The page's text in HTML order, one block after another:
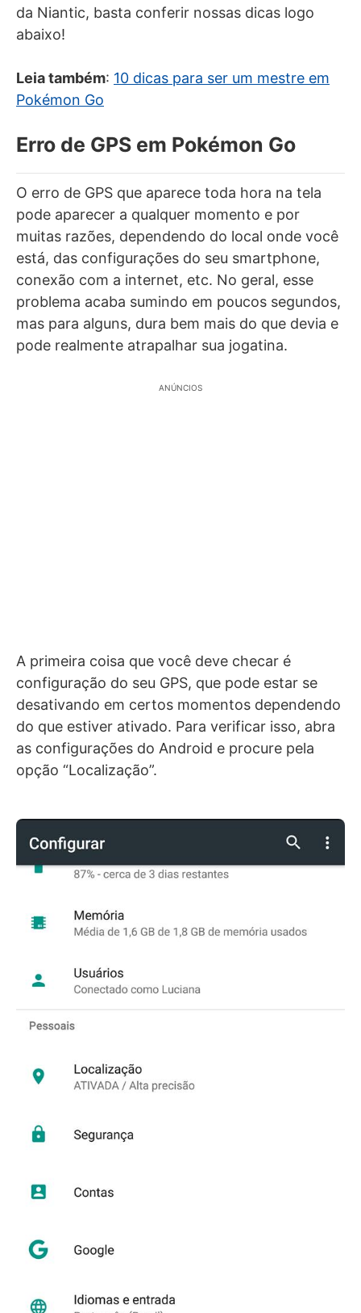
da Niantic, basta conferir nossas dicas logo
abaixo!
Leia também: 10 dicas para ser um mestre em
Pokémon Go
Erro de GPS em Pokémon Go
O erro de GPS que aparece toda hora na tela
pode aparecer a qualquer momento e por
muitas razões, dependendo do local onde você
está, das configurações do seu smartphone,
conexão com a internet, etc. No geral, esse
problema acaba sumindo em poucos segundos,
mas para alguns, dura bem mais do que devia e
pode realmente atrapalhar sua jogatina.
ANÚNCIOS
A primeira coisa que você deve checar é
configuração do seu GPS, que pode estar se
desativando em certos momentos dependendo
do que estiver ativado. Para verificar isso, abra
as configurações do Android e procure pela
opção “Localização”.